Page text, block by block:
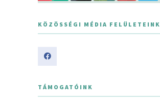
KÖZÖSSÉGI MÉDIA FELÜLETEINK
TÁMOGATÓINK